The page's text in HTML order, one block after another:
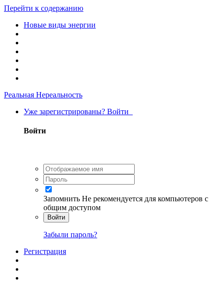
Перейти к содержанию
Новые виды энергии
Реальная Нереальность
Уже зарегистрированы? Войти
Войти
Запомнить Не рекомендуется для компьютеров с
общим доступом
Войти
Забыли пароль?
Регистрация